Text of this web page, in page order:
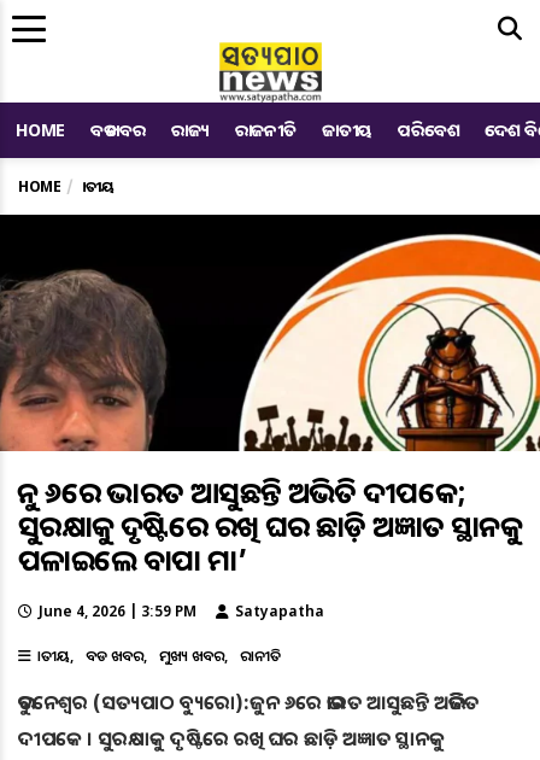
HOME ବଡ ଖବର ରାଜ୍ୟ ରାଜନୀତି ଜାତୀୟ ପରିବେଶ ଦେଶ
HOME ଜାତୀୟ
ଜୁନ ୬ରେ ଭାରତ ଆସୁଛନ୍ତି ଅଭିଜିତ ଦୀପକେ;
ସୁରକ୍ଷାକୁ ଦୃଷ୍ଟିରେ ରଖି ଘର ଛାଡ଼ି ଅଜ୍ଞାତ ସ୍ଥାନକୁ
ପଳାଇଲେ ବାପା ମା’
June 4, 2026 | 3:59 PM Satyapatha
ଜାତୀୟ ବଡ ଖବର ମୁଖ୍ୟ ଖବର ରାଜନୀତି
ଭୁବନେଶ୍ୱର (ସତ୍ୟପାଠ ବ୍ୟୁରୋ):ଜୁନ ୬ରେ ଭାରତ ଆସୁଛନ୍ତି ଅଭିଜିତ
ଦୀପକେ । ସୁରକ୍ଷାକୁ ଦୃଷ୍ଟିରେ ରଖି ଘର ଛାଡ଼ି ଅଜ୍ଞାତ ସ୍ଥାନକୁ